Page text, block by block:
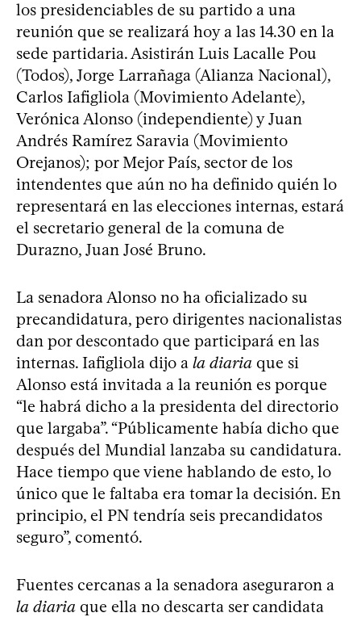
los presidenciables de su partido a una
reunión que se realizará hoy a las 14.30 en la
sede partidaria. Asistirán Luis Lacalle Pou
(Todos), Jorge Larrañaga (Alianza Nacional),
Carlos Iafigliola (Movimiento Adelante),
Verónica Alonso (independiente) y Juan
Andrés Ramírez Saravia (Movimiento
Orejanos); por Mejor País, sector de los
intendentes que aún no ha definido quién lo
representará en las elecciones internas, estará
el secretario general de la comuna de
Durazno, Juan José Bruno.
La senadora Alonso no ha oficializado su
precandidatura, pero dirigentes nacionalistas
dan por descontado que participará en las
internas. Iafigliola dijo a la diaria que si
Alonso está invitada a la reunión es porque
“le habrá dicho a la presidenta del directorio
que largaba”. “Públicamente había dicho que
después del Mundial lanzaba su candidatura.
Hace tiempo que viene hablando de esto, lo
único que le faltaba era tomar la decisión. En
principio, el PN tendría seis precandidatos
seguro”, comentó.
Fuentes cercanas a la senadora aseguraron a
la diaria que ella no descarta ser candidata